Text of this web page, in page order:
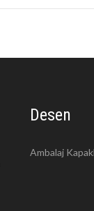
Desen
Ambalaj